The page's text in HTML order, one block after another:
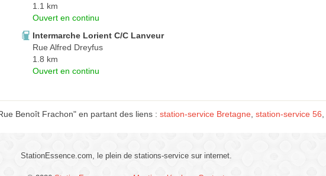
1.1 km
Ouvert en continu
Intermarche Lorient C/C Lanveur
Rue Alfred Dreyfus
1.8 km
Ouvert en continu
Benoît Frachon" en partant des liens : station-service Bretagne, station-service 56,
StationEssence.com, le plein de stations-service sur internet.